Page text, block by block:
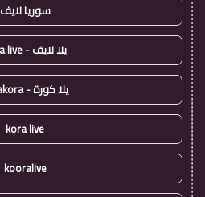
سوريا لايف
يلا لايف - yalla live
يلا كورة - yallakora
kora live
kooralive